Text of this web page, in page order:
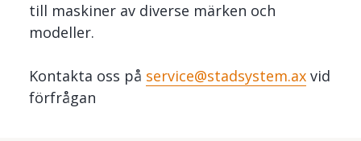
till maskiner av diverse märken och
modeller.
Kontakta oss på service@stadsystem.ax vid
förfrågan